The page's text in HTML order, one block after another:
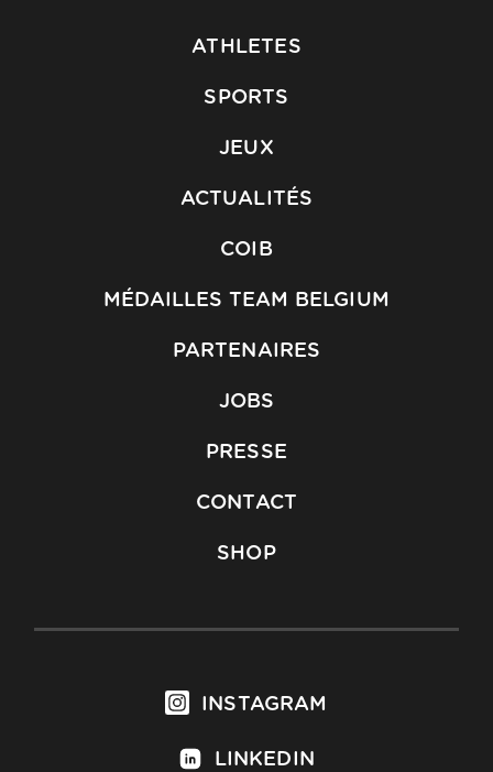
ATHLETES
SPORTS
JEUX
ACTUALITÉS
COIB
MÉDAILLES TEAM BELGIUM
PARTENAIRES
JOBS
PRESSE
CONTACT
SHOP
INSTAGRAM
LINKEDIN